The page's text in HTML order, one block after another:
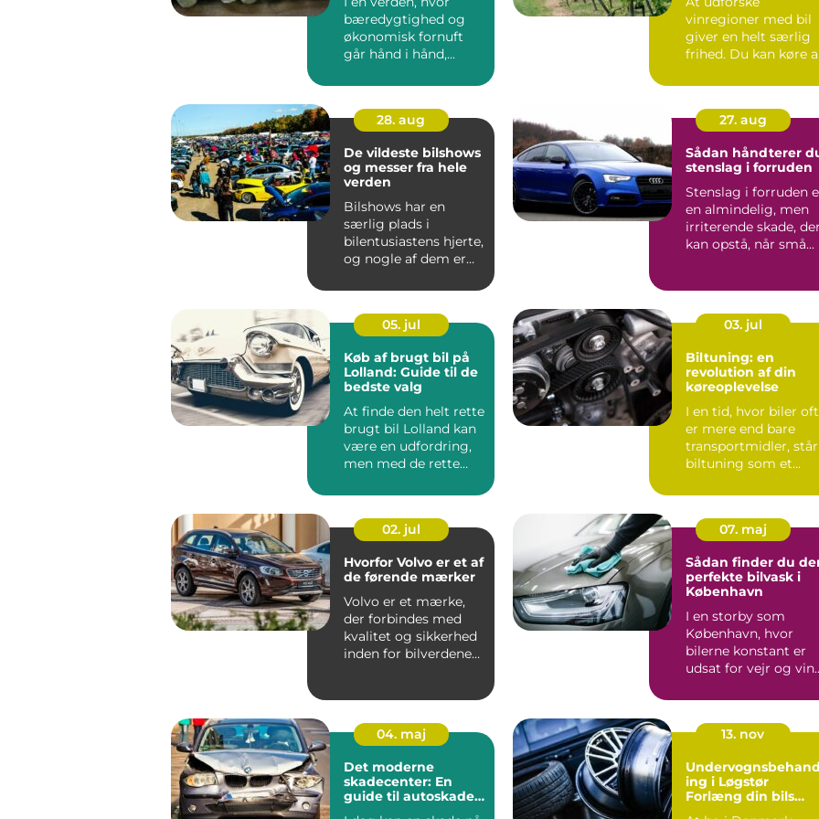
bæredygtighed og
økonomisk fornuft
går hånd i hånd,...
vinregioner med bil
giver en helt særlig
frihed. Du kan køre
28. aug
De vildeste bilshows
og messer fra hele
verden
Bilshows har en
særlig plads i
bilentusiastens hjerte,
og nogle af dem er
27. aug
Sådan håndterer
stenslag i forruden
Stenslag i forruden
en almindelig, men
irriterende skade, der
kan opstå, når små...
05. jul
Køb af brugt bil på
Lolland: Guide til de
bedste valg
At finde den helt rette
brugt bil Lolland kan
være en udfordring,
men med de rette
03. jul
Biltuning: en
revolution af din
køreoplevelse
I en tid, hvor biler
er mere end bare
transportmidler, står
biltuning som et
02. jul
Hvorfor Volvo er et af
de førende mærker
Volvo er et mærke,
der forbindes med
kvalitet og sikkerhed
inden for bilverdenen.
07. maj
Sådan finder du
perfekte bilvask i
København
I en storby som
København, hvor
bilerne konstant er
udsat for vejr og
04. maj
Det moderne
skadecenter: En
guide til autoskader
13. nov
ing i Løgstør
Forlæng din bils